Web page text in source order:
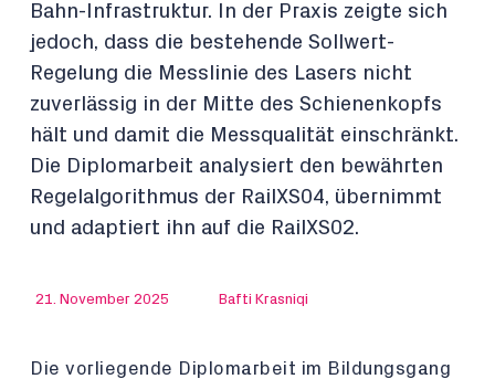
Bahn-Infrastruktur. In der Praxis zeigte sich
jedoch, dass die bestehende Sollwert-
Regelung die Messlinie des Lasers nicht
zuverlässig in der Mitte des Schienenkopfs
hält und damit die Messqualität einschränkt.
Die Diplomarbeit analysiert den bewährten
Regelalgorithmus der RailXS04, übernimmt
und adaptiert ihn auf die RailXS02.
21. November 2025 Bafti Krasniqi
Die vorliegende Diplomarbeit im Bildungsgang